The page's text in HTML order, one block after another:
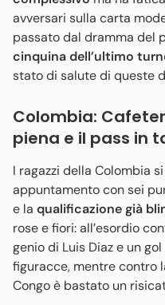
avversari sulla carta
passato dal dramma del
cinquina dell’ultimo
stato di salute di queste
Colombia:
piena e il pass in
I ragazzi della Colombia
appuntamento con sei
e la qualificazione già
rose e fiori: all’esordio
genio di Luis Diaz e un
figuracce, mentre contro
Congo è bastato un